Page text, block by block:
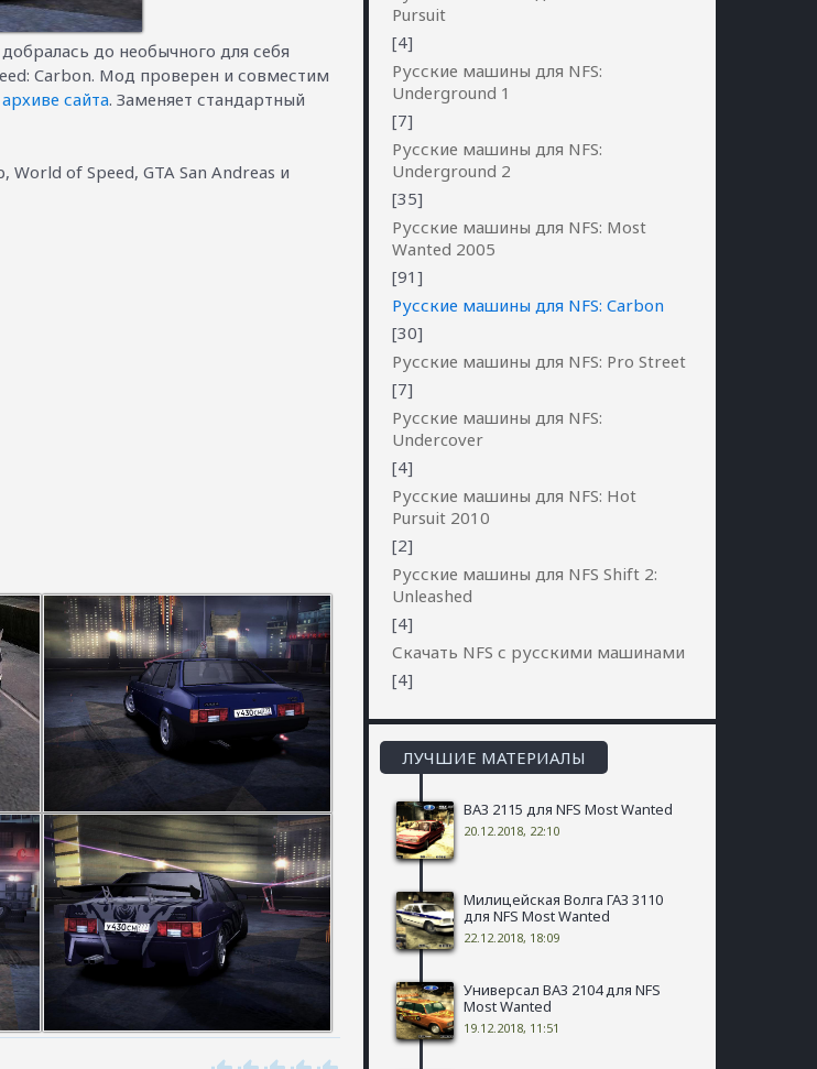
до необычного для себя
Carbon. Мод проверен и совместим
архиве сайта. Заменяет стандартный
World of Speed, GTA San Andreas и
Pursuit
[4]
Русские машины для NFS:
Underground 1
[7]
Русские машины для NFS:
Underground 2
[35]
Русские машины для NFS: Most
Wanted 2005
[91]
Русские машины для NFS: Carbon
[30]
Русские машины для NFS: Pro Street
[7]
Русские машины для NFS:
Undercover
[4]
Русские машины для NFS: Hot
Pursuit 2010
[2]
Русские машины для NFS Shift 2:
Unleashed
[4]
Скачать NFS с русскими машинами
[4]
ЛУЧШИЕ МАТЕРИАЛЫ
ВАЗ 2115 для NFS Most Wanted
20.12.2018, 22:10
Милицейская Волга ГАЗ 3110
для NFS Most Wanted
22.12.2018, 18:09
Универсал ВАЗ 2104 для NFS
Most Wanted
19.12.2018, 11:51